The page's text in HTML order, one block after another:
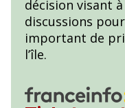
décision visant
discussions
important de
l’île.